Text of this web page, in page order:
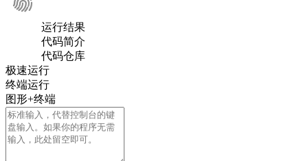
运行结果
代码简介
代码仓库
极速运行
终端运行
图形+终端